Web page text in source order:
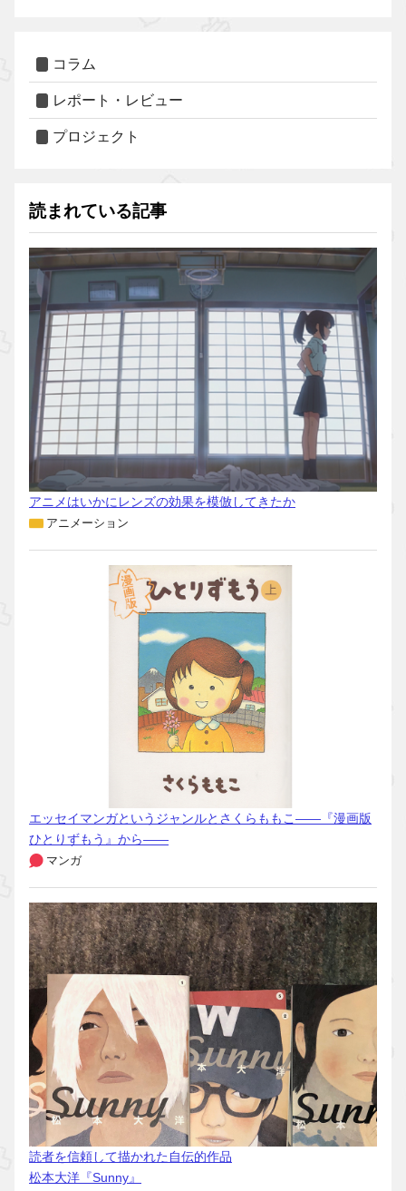
コラム
レポート・レビュー
プロジェクト
読まれている記事
アニメはいかにレンズの効果を模倣してきたか
アニメーション
エッセイマンガというジャンルとさくらももこ――『漫画版
ひとりずもう』から――
マンガ
読者を信頼して描かれた自伝的作品
松本大洋『Sunny』